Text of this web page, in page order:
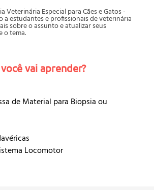
Veterinária Especial para Cães e Gatos -
a estudantes e profissionais de veterinária
sobre o assunto e atualizar seus
o tema.
vai aprender?
de Material para Biopsia ou
Locomotor
Circulatório